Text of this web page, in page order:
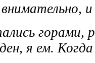
и
горами,
я ем.